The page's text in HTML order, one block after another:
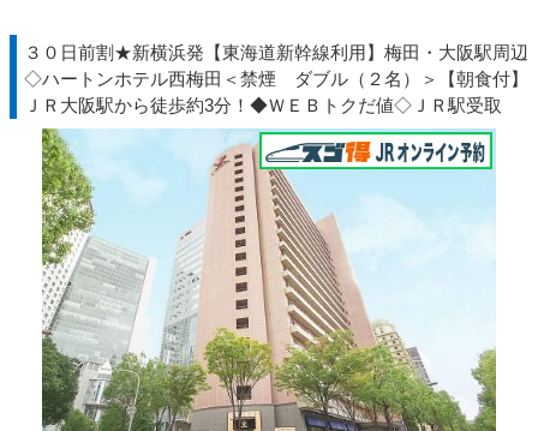
３０日前割★新横浜発【東海道新幹線利用】梅田・大阪駅周辺
◇ハートンホテル西梅田＜禁煙 ダブル（２名）＞【朝食付】
ＪＲ大阪駅から徒歩約3分！◆ＷＥＢトクだ値◇ＪＲ駅受取